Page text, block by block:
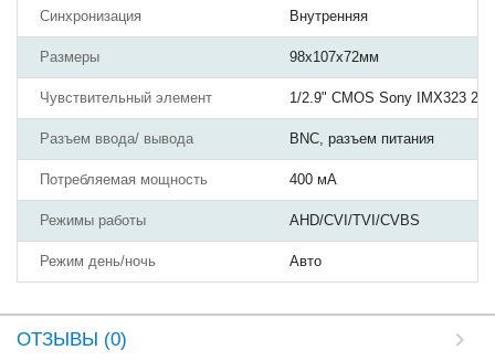
Синхронизация Внутренняя
Размеры 98х107х72мм
Чувствительный элемент 1/2.9" CMOS Sony IMX323 2.
Разъем ввода/ вывода BNC, разъем питания
Потребляемая мощность 400 мА
Режимы работы AHD/CVI/TVI/CVBS
Режим день/ночь Авто
ОТЗЫВЫ (0)